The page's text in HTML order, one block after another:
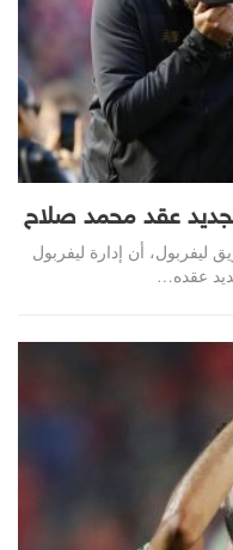
عقد محمد صلاح
ليفربول، أن إدارة ليفربول
عقده…